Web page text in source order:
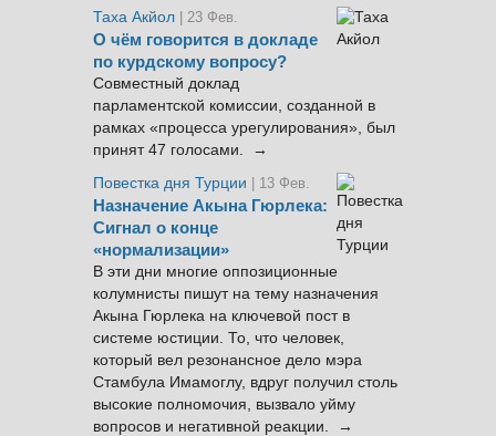
Таха Акйол | 23 Фев.
О чём говорится в докладе
по курдскому вопросу?
Совместный доклад
парламентской комиссии, созданной в
рамках «процесса урегулирования», был
принят 47 голосами. →
Повестка дня Турции
| 13 Фев.
Назначение Акына Гюрлека:
Сигнал о конце
«нормализации»
В эти дни многие оппозиционные
колумнисты пишут на тему назначения
Акына Гюрлека на ключевой пост в
системе юстиции. То, что человек,
который вел резонансное дело мэра
Стамбула Имамоглу, вдруг получил столь
высокие полномочия, вызвало уйму
вопросов и негативной реакции. →